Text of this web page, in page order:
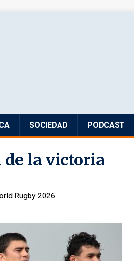
SOCIEDAD PODCAST
de la victoria
Rugby 2026.